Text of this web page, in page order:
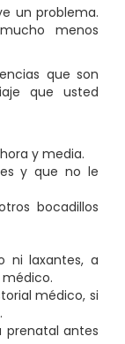
un problema.
menos
que son
que usted
y media.
y que no le
bocadillos
ni laxantes, a
médico, si
prenatal antes